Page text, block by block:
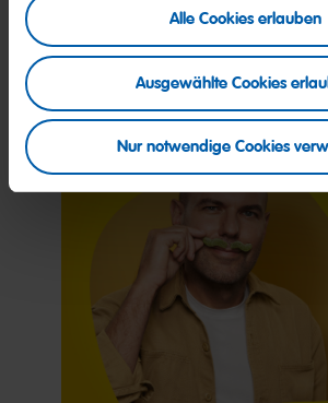
Alle Cookies erlauben
Ausgewählte Cookies
Nur notwendige Cookies
haribo.com/karriere.
Jetzt bewerben